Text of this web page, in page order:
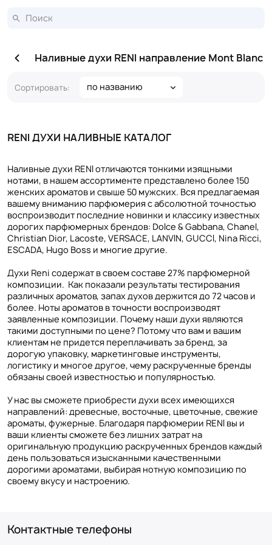
Наливные духи RENI направление Mont Blanc
Сортировать: по названию
RENI ДУХИ НАЛИВНЫЕ КАТАЛОГ
Наливные духи RENI отличаются тонкими изящными
нотами, в нашем ассортименте представлено более 150
женских ароматов и свыше 50 мужских. Вся предлагаемая
вашему вниманию парфюмерия с абсолютной точностью
воспроизводит последние новинки и классику известных
дорогих парфюмерных брендов: Dolce & Gabbana, Chanel,
Christian Dior, Lacoste, VERSACE, LANVIN, GUCCI, Nina Ricci,
ESCADA, Hugo Boss и многие другие.
Духи Reni содержат в своем составе 27% парфюмерной
композиции. Как показали результаты тестирования
различных ароматов, запах духов держится до 72 часов и
более. Ноты ароматов в точности воспроизводят
заявленные композиции. Почему наши духи являются
такими доступными по цене? Потому что вам и вашим
клиентам не придется переплачивать за бренд, за
дорогую упаковку, маркетинговые инструменты,
логистику и многое другое, чему раскрученные бренды
обязаны своей известностью и популярностью.
У нас вы сможете приобрести духи всех имеющихся
направлений: древесные, восточные, цветочные, свежие
ароматы, фужерные. Благодаря парфюмерии RENI вы и
ваши клиенты сможете без лишних затрат на
оригинальную продукцию раскрученных брендов каждый
день пользоваться изысканными качественными
дорогими ароматами, выбирая нотную композицию по
своему вкусу и настроению.
Контактные телефоны